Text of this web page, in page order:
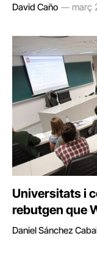
David Caño març
Universitats i
rebutgen que
Daniel Sánchez